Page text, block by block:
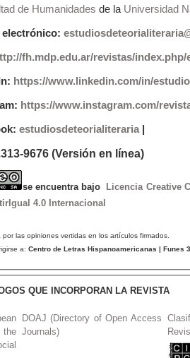
de Humanidades de laUniversidad
fh.mdp.edu.ar/revistas/index.php/
https://www.linkedin.com/in/
https://www.instagram.com/
estudiosdeteorialiteraria|
9676 (Versión en línea)
se encuentra bajo
Licencia Creative
4.0 Internacional
las opiniones vertidas en los artículos firmados.
a: Centro de Letras Hispanoamericanas | Funes
QUE INCORPORAN LA REVISTA
DOAJ (Directory of Open Access
Journals)